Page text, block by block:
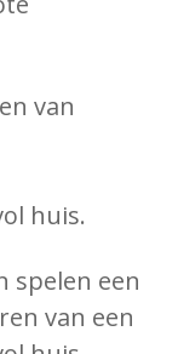
van
huis.
spelen een
van een